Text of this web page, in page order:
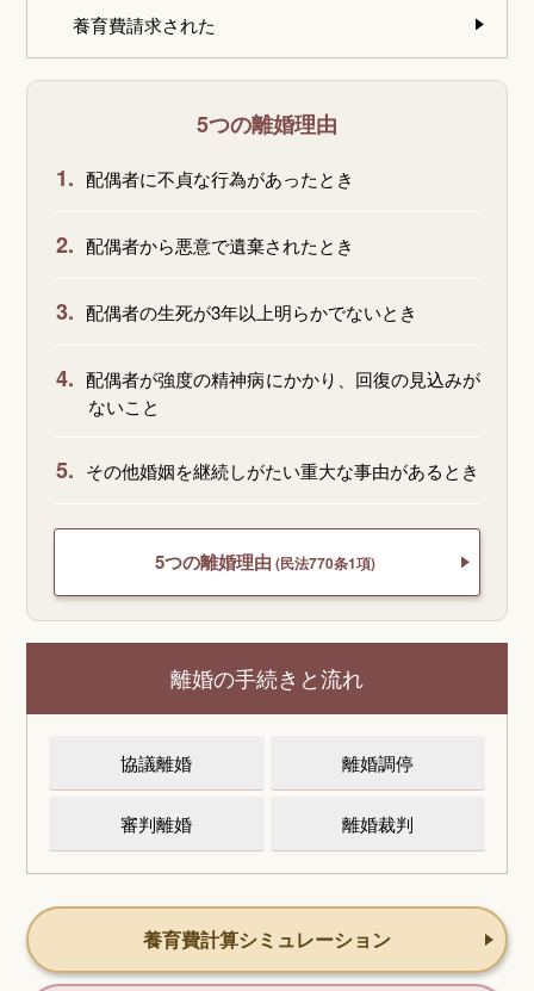
養育費請求された
5つの離婚理由
1. 配偶者に不貞な行為があったとき
2. 配偶者から悪意で遺棄されたとき
3. 配偶者の生死が3年以上明らかでないとき
4. 配偶者が強度の精神病にかかり、回復の見込みが
ないこと
5. その他婚姻を継続しがたい重大な事由があるとき
5つの離婚理由 (民法770条1項)
離婚の手続きと流れ
協議離婚 離婚調停
審判離婚 離婚裁判
養育費計算シミュレーション